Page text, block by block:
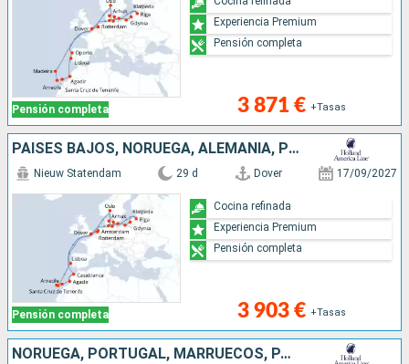
Pensión completa 3 871 € +Tasas
Experiencia Premium
Pensión completa
PAISES BAJOS, NORUEGA, ALEMANIA, POLONIA, LITUANIA, LETONIA, DINAMARCA, MARRUECOS, LANZAROTE, TENERIFE, MALLORCA, PORTUGAL, REINO UNIDO
Pensión completa
Nieuw Statendam 29 d Dover 17/09/2027
3 903 € +Tasas
Cocina refinada
Experiencia Premium
Pensión completa
NORUEGA, PORTUGAL, MARRUECOS, PAISES BAJOS, REINO UNIDO, TENERIFE, LANZAROTE